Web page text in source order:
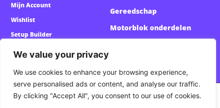
We value your privacy
We use cookies to enhance your browsing experience,
serve personalised ads or content, and analyse our traffic.
By clicking "Accept All", you consent to our use of cookies.
Mijn Account
Wishlist
Setup Builder
Gereedschap
Motorblok onderdelen